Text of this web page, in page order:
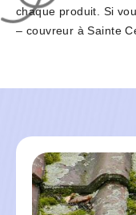
chaque produit. Si
– couvreur à Sainte